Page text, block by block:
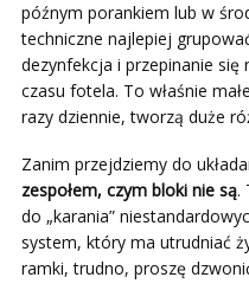
późnym porankiem lub w
techniczne najlepiej
dezynfekcja i przepinanie się
czasu fotela. To właśnie
razy dziennie, tworzą duże
Zanim przejdziemy do
zespołem, czym bloki nie są.
do „karania”
system, który ma utrudniać
ramki, trudno, proszę